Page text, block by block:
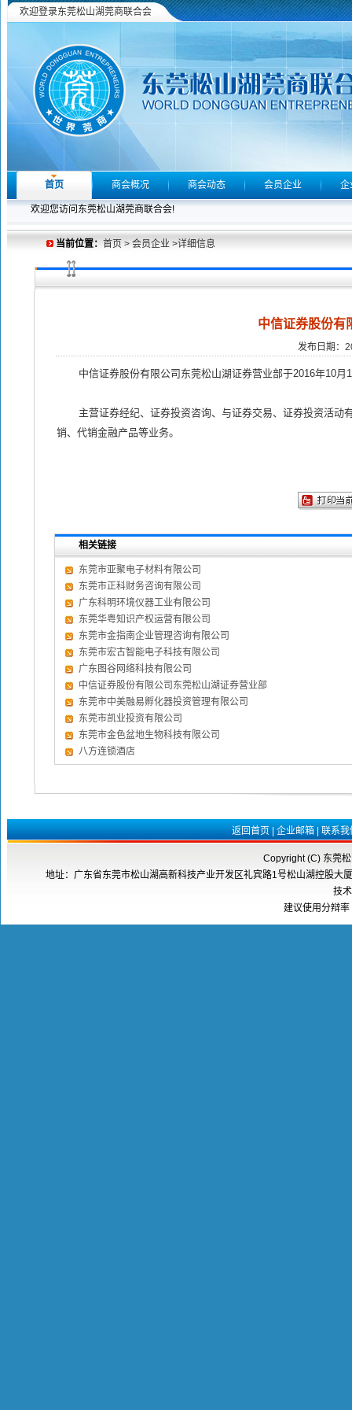
欢迎登录东莞松山湖莞商联合会
首页
欢迎您访问东莞松山湖莞商联合会!
商会概况 商会动态 会员企业 企
当前位置： 首页 > 会员企业 >详细信息
中信证券股份有
发布日期：
中信证券股份有限公司东莞松山湖证券营业部于2016年10月
主营证券经纪、证券投资咨询、与证券交易、证券投资活动
销、代销金融产品等业务。
相关链接
东莞市亚聚电子材料有限公司
东莞市正科财务咨询有限公司
广东科明环境仪器工业有限公司
东莞华粤知识产权运营有限公司
东莞市金指南企业管理咨询有限公司
东莞市宏古智能电子科技有限公司
广东图谷网络科技有限公司
中信证券股份有限公司东莞松山湖证券营业部
东莞市中美融易孵化器投资管理有限公司
东莞市凯业投资有限公司
东莞市金色盆地生物科技有限公司
八方连锁酒店
返回首页|企业邮箱|联系我
Copyright (C) 东莞
地址：广东省东莞市松山湖高新科技产业开发区礼宾路1号松山湖控股
技
建议使用分辩